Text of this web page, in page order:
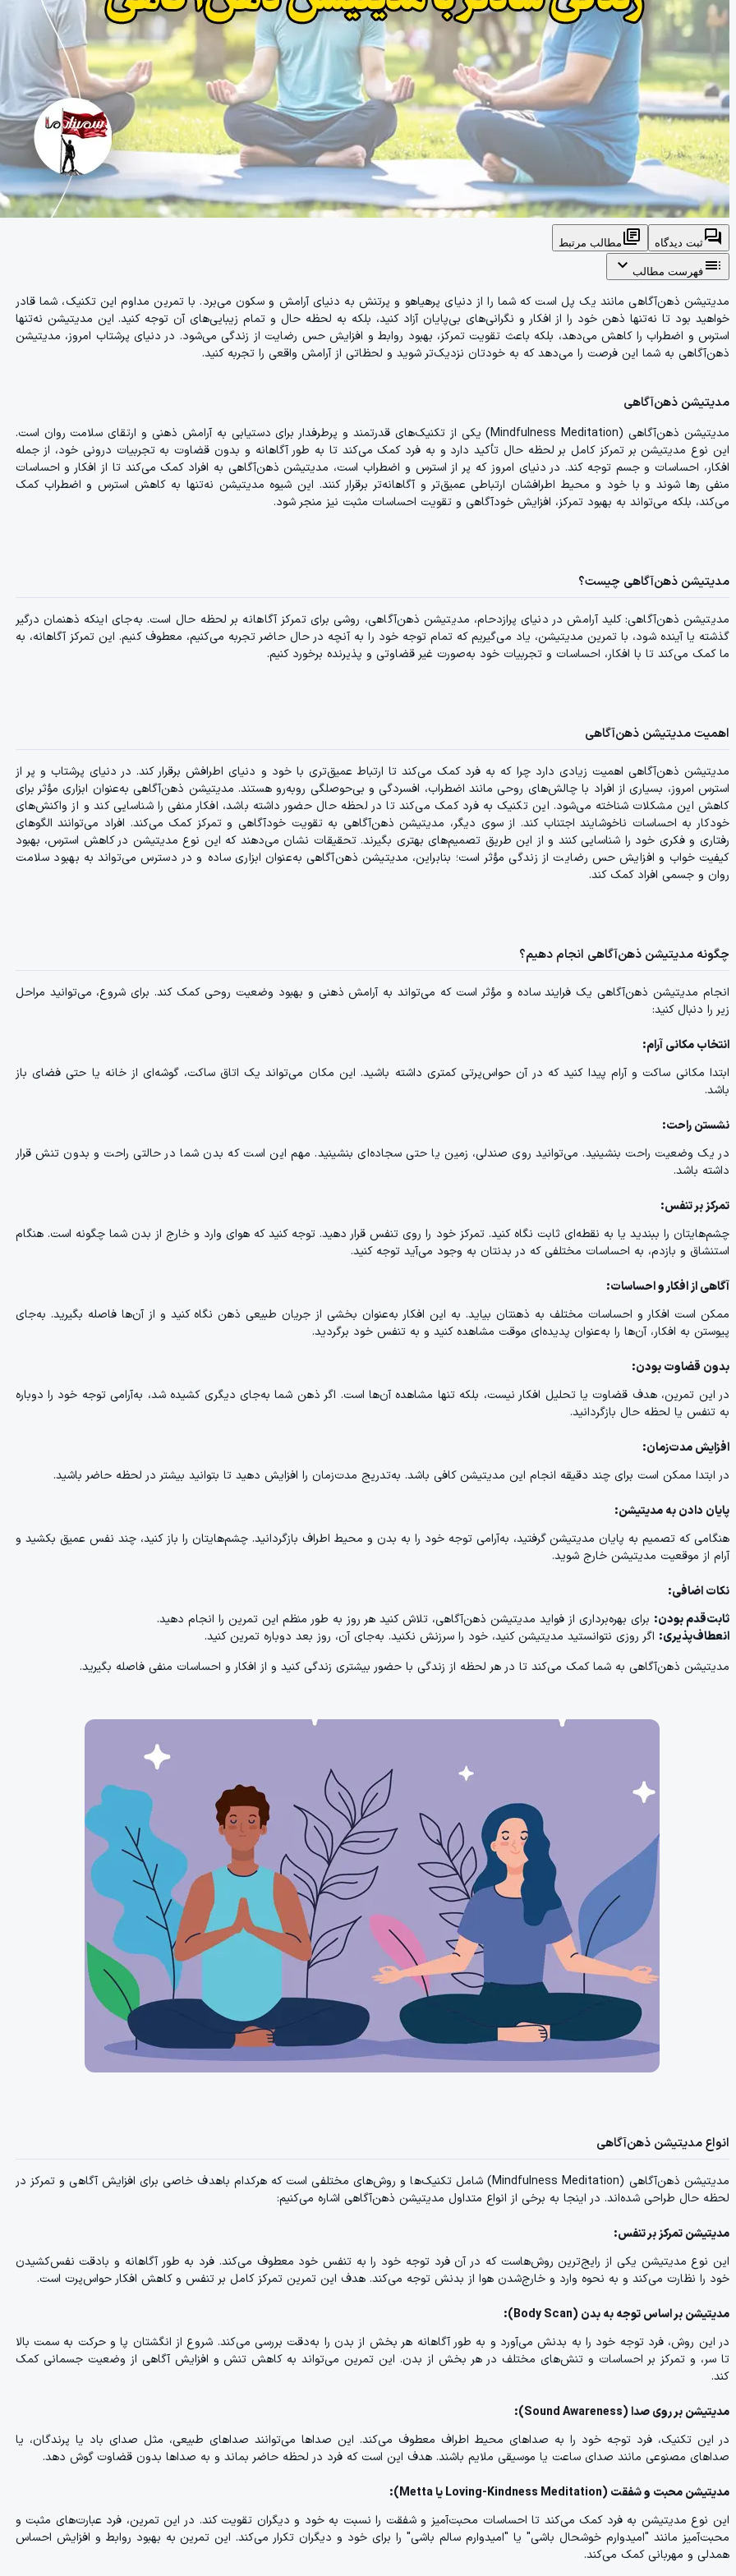
forumثبت دیدگاه library_books مطالب مرتبط
toc فهرست مطالب expand_more
مدیتیشن ذهن‌آگاهی مانند یک پل است که شما را از دنیای پرهیاهو و پرتنش به دنیای آرامش و سکون می‌برد. با تمرین مداوم این تکنیک، شما قادر
خواهید بود تا نه‌تنها ذهن خود را از افکار و نگرانی‌های بی‌پایان آزاد کنید، بلکه به لحظه حال و تمام زیبایی‌های آن توجه کنید. این مدیتیشن نه‌تنها
استرس و اضطراب را کاهش می‌دهد، بلکه باعث تقویت تمرکز، بهبود روابط و افزایش حس رضایت از زندگی می‌شود. در دنیای پرشتاب امروز، مدیتیشن
ذهن‌آگاهی به شما این فرصت را می‌دهد که به خودتان نزدیک‌تر شوید و لحظاتی از آرامش واقعی را تجربه کنید.
مدیتیشن ذهن‌آگاهی
مدیتیشن ذهن‌آگاهی (Mindfulness Meditation) یکی از تکنیک‌های قدرتمند و پرطرفدار برای دستیابی به آرامش ذهنی و ارتقای سلامت روان است.
این نوع مدیتیشن بر تمرکز کامل بر لحظه حال تأکید دارد و به فرد کمک می‌کند تا به طور آگاهانه و بدون قضاوت به تجربیات درونی خود، از جمله
افکار، احساسات و جسم توجه کند. در دنیای امروز که پر از استرس و اضطراب است، مدیتیشن ذهن‌آگاهی به افراد کمک می‌کند تا از افکار و احساسات
منفی رها شوند و با خود و محیط اطرافشان ارتباطی عمیق‌تر و آگاهانه‌تر برقرار کنند. این شیوه مدیتیشن نه‌تنها به کاهش استرس و اضطراب کمک
می‌کند، بلکه می‌تواند به بهبود تمرکز، افزایش خودآگاهی و تقویت احساسات مثبت نیز منجر شود.
مدیتیشن ذهن‌آگاهی چیست؟
مدیتیشن ذهن‌آگاهی: کلید آرامش در دنیای پرازدحام، مدیتیشن ذهن‌آگاهی، روشی برای تمرکز آگاهانه بر لحظه حال است. به‌جای اینکه ذهنمان درگیر
گذشته یا آینده شود، با تمرین مدیتیشن، یاد می‌گیریم که تمام توجه خود را به آنچه در حال حاضر تجربه می‌کنیم، معطوف کنیم. این تمرکز آگاهانه، به
ما کمک می‌کند تا با افکار، احساسات و تجربیات خود به‌صورت غیر قضاوتی و پذیرنده برخورد کنیم.
اهمیت مدیتیشن ذهن‌آگاهی
مدیتیشن ذهن‌آگاهی اهمیت زیادی دارد چرا که به فرد کمک می‌کند تا ارتباط عمیق‌تری با خود و دنیای اطرافش برقرار کند. در دنیای پرشتاب و پر از
استرس امروز، بسیاری از افراد با چالش‌های روحی مانند اضطراب، افسردگی و بی‌حوصلگی روبه‌رو هستند. مدیتیشن ذهن‌آگاهی به‌عنوان ابزاری مؤثر برای
کاهش این مشکلات شناخته می‌شود. این تکنیک به فرد کمک می‌کند تا در لحظه حال حضور داشته باشد، افکار منفی را شناسایی کند و از واکنش‌های
خودکار به احساسات ناخوشایند اجتناب کند. از سوی دیگر، مدیتیشن ذهن‌آگاهی به تقویت خودآگاهی و تمرکز کمک می‌کند. افراد می‌توانند الگوهای
رفتاری و فکری خود را شناسایی کنند و از این طریق تصمیم‌های بهتری بگیرند. تحقیقات نشان می‌دهند که این نوع مدیتیشن در کاهش استرس، بهبود
کیفیت خواب و افزایش حس رضایت از زندگی مؤثر است؛ بنابراین، مدیتیشن ذهن‌آگاهی به‌عنوان ابزاری ساده و در دسترس می‌تواند به بهبود سلامت
روان و جسمی افراد کمک کند.
چگونه مدیتیشن ذهن‌آگاهی انجام دهیم؟
انجام مدیتیشن ذهن‌آگاهی یک فرایند ساده و مؤثر است که می‌تواند به آرامش ذهنی و بهبود وضعیت روحی کمک کند. برای شروع، می‌توانید مراحل
زیر را دنبال کنید:
انتخاب مکانی آرام:
ابتدا مکانی ساکت و آرام پیدا کنید که در آن حواس‌پرتی کمتری داشته باشید. این مکان می‌تواند یک اتاق ساکت، گوشه‌ای از خانه یا حتی فضای باز
باشد.
نشستن راحت:
در یک وضعیت راحت بنشینید. می‌توانید روی صندلی، زمین یا حتی سجاده‌ای بنشینید. مهم این است که بدن شما در حالتی راحت و بدون تنش قرار
داشته باشد.
تمرکز بر تنفس:
چشم‌هایتان را ببندید یا به نقطه‌ای ثابت نگاه کنید. تمرکز خود را روی تنفس قرار دهید. توجه کنید که هوای وارد و خارج از بدن شما چگونه است. هنگام
استنشاق و بازدم، به احساسات مختلفی که در بدنتان به وجود می‌آید توجه کنید.
آگاهی از افکار و احساسات:
ممکن است افکار و احساسات مختلف به ذهنتان بیاید. به این افکار به‌عنوان بخشی از جریان طبیعی ذهن نگاه کنید و از آن‌ها فاصله بگیرید. به‌جای
پیوستن به افکار، آن‌ها را به‌عنوان پدیده‌ای موقت مشاهده کنید و به تنفس خود برگردید.
بدون قضاوت بودن:
در این تمرین، هدف قضاوت یا تحلیل افکار نیست، بلکه تنها مشاهده آن‌ها است. اگر ذهن شما به‌جای دیگری کشیده شد، به‌آرامی توجه خود را دوباره
به تنفس یا لحظه حال بازگردانید.
افزایش مدت‌زمان:
در ابتدا ممکن است برای چند دقیقه انجام این مدیتیشن کافی باشد. به‌تدریج مدت‌زمان را افزایش دهید تا بتوانید بیشتر در لحظه حاضر باشید.
پایان دادن به مدیتیشن:
هنگامی که تصمیم به پایان مدیتیشن گرفتید، به‌آرامی توجه خود را به بدن و محیط اطراف بازگردانید. چشم‌هایتان را باز کنید، چند نفس عمیق بکشید و
آرام از موقعیت مدیتیشن خارج شوید.
نکات اضافی:
ثابت‌قدم بودن: برای بهره‌برداری از فواید مدیتیشن ذهن‌آگاهی، تلاش کنید هر روز به طور منظم این تمرین را انجام دهید.
انعطاف‌پذیری: اگر روزی نتوانستید مدیتیشن کنید، خود را سرزنش نکنید. به‌جای آن، روز بعد دوباره تمرین کنید.
مدیتیشن ذهن‌آگاهی به شما کمک می‌کند تا در هر لحظه از زندگی با حضور بیشتری زندگی کنید و از افکار و احساسات منفی فاصله بگیرید.
انواع مدیتیشن ذهن‌آگاهی
مدیتیشن ذهن‌آگاهی (Mindfulness Meditation) شامل تکنیک‌ها و روش‌های مختلفی است که هرکدام باهدف خاصی برای افزایش آگاهی و تمرکز در
لحظه حال طراحی شده‌اند. در اینجا به برخی از انواع متداول مدیتیشن ذهن‌آگاهی اشاره می‌کنیم:
مدیتیشن تمرکز بر تنفس:
این نوع مدیتیشن یکی از رایج‌ترین روش‌هاست که در آن فرد توجه خود را به تنفس خود معطوف می‌کند. فرد به طور آگاهانه و بادقت نفس‌کشیدن
خود را نظارت می‌کند و به نحوه وارد و خارج‌شدن هوا از بدنش توجه می‌کند. هدف این تمرین تمرکز کامل بر تنفس و کاهش افکار حواس‌پرت است.
مدیتیشن بر اساس توجه به بدن (Body Scan):
در این روش، فرد توجه خود را به بدنش می‌آورد و به طور آگاهانه هر بخش از بدن را به‌دقت بررسی می‌کند. شروع از انگشتان پا و حرکت به سمت بالا
تا سر، و تمرکز بر احساسات و تنش‌های مختلف در هر بخش از بدن. این تمرین می‌تواند به کاهش تنش و افزایش آگاهی از وضعیت جسمانی کمک
کند.
مدیتیشن بر روی صدا (Sound Awareness):
در این تکنیک، فرد توجه خود را به صداهای محیط اطراف معطوف می‌کند. این صداها می‌توانند صداهای طبیعی، مثل صدای باد یا پرندگان، یا
صداهای مصنوعی مانند صدای ساعت یا موسیقی ملایم باشند. هدف این است که فرد در لحظه حاضر بماند و به صداها بدون قضاوت گوش دهد.
مدیتیشن محبت و شفقت (Loving-Kindness Meditation یا Metta):
این نوع مدیتیشن به فرد کمک می‌کند تا احساسات محبت‌آمیز و شفقت را نسبت به خود و دیگران تقویت کند. در این تمرین، فرد عبارت‌های مثبت و
محبت‌آمیز مانند "امیدوارم خوشحال باشی" یا "امیدوارم سالم باشی" را برای خود و دیگران تکرار می‌کند. این تمرین به بهبود روابط و افزایش احساس
همدلی و مهربانی کمک می‌کند.